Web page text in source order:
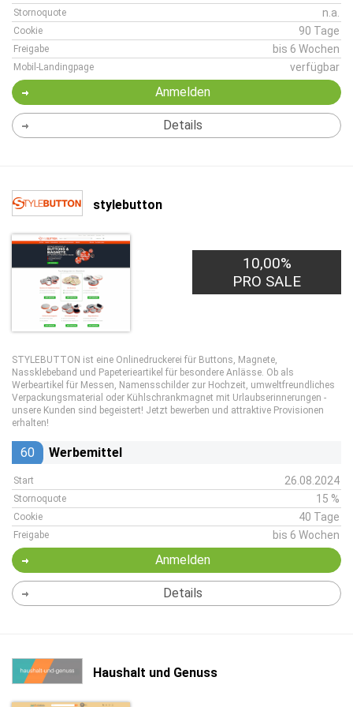
Stornoquote n.a.
Cookie 90 Tage
Freigabe bis 6 Wochen
Mobil-Landingpage verfügbar
Anmelden
Details
stylebutton
10,00%
PRO SALE
STYLEBUTTON ist eine Onlinedruckerei für Buttons, Magnete,
Nassklebeband und Papeterieartikel für besondere Anlässe. Ob als
Werbeartikel für Messen, Namensschilder zur Hochzeit, umweltfreundliches
Verpackungsmaterial oder Kühlschrankmagnet mit Urlaubserinnerungen -
unsere Kunden sind begeistert! Jetzt bewerben und attraktive Provisionen
erhalten!
60 Werbemittel
Start 26.08.2024
Stornoquote 15 %
Cookie 40 Tage
Freigabe bis 6 Wochen
Anmelden
Details
Haushalt und Genuss